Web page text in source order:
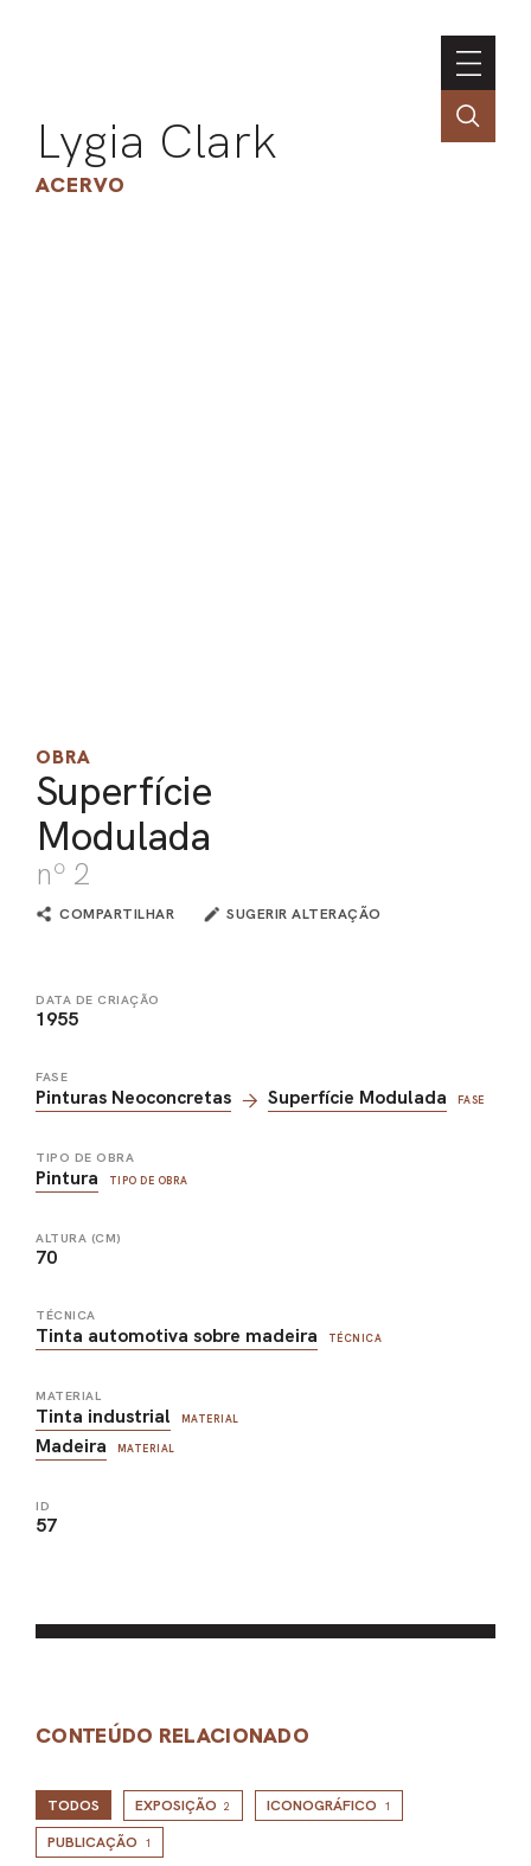
Lygia Clark
ACERVO
OBRA
Superfície
Modulada
nº 2
COMPARTILHAR SUGERIR ALTERAÇÃO
DATA DE CRIAÇÃO
1955
FASE
Pinturas Neoconcretas Superfície Modulada FASE
TIPO DE OBRA
Pintura TIPO DE OBRA
ALTURA (CM)
70
TÉCNICA
Tinta automotiva sobre madeira TÉCNICA
MATERIAL
Tinta industrial MATERIAL
Madeira MATERIAL
ID
57
CONTEÚDO RELACIONADO
TODOS EXPOSIÇÃO 2 ICONOGRÁFICO 1
PUBLICAÇÃO 1